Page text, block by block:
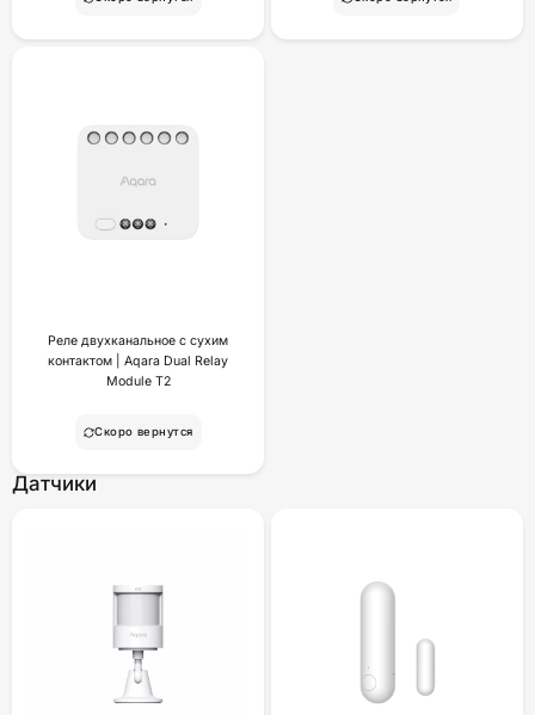
Реле двухканальное с сухим
контактом | Aqara Dual Relay
Module T2
Скоро вернутся
Датчики